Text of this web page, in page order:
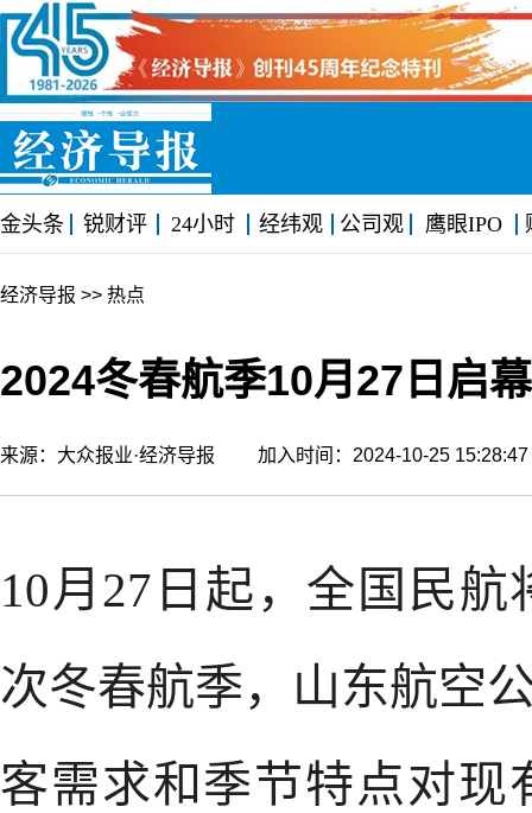
金头条 锐财评 24小时 经纬观 公司观 鹰眼IPO
经济导报 >> 热点
2024冬春航季10月27日启
来源：大众报业·经济导报 加入时间：2024-10-25
10月27日起，全国民
次冬春航季，山东航空
客需求和季节特点对现